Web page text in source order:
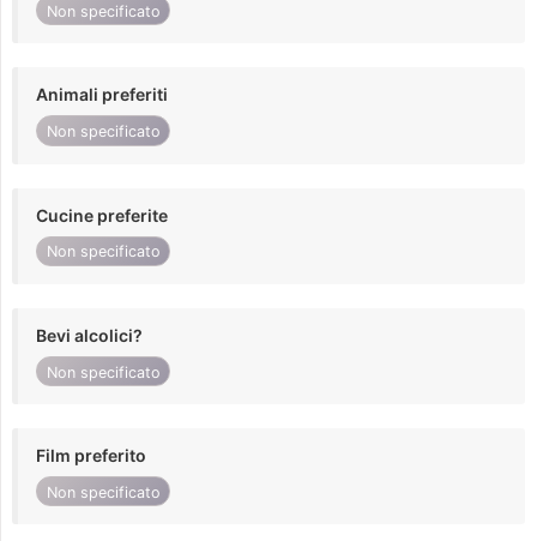
Non specificato
Animali preferiti
Non specificato
Cucine preferite
Non specificato
Bevi alcolici?
Non specificato
Film preferito
Non specificato